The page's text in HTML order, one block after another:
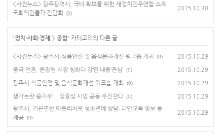
<사진뉴스> 광주광역시, 국비 확보를 위한 새정치민주연합 소속
국회의원들과 간담회
(0)
2015.10.30
'정치·사회·경제 > 종합' 카테고리의 다른 글
<사진뉴스> 광주시,식품안전 및 음식문화개선 워크숍 개최 (0) 2015.10.29
중국 언론, 윤장현 시장 칭화대 강연 내용‘관심’ (0) 2015.10.29
광주시,식품안전 및 음식문화개선 워크숍 개최 (0) 2015.10.29
생가논란 종지부… 정율성 사업 공동 추진한다 (0) 2015.10.29
광주시, 기관연합 아웃리치로 청소년에 상담․대안교육 정보 등
제공 (0)
2015.10.29